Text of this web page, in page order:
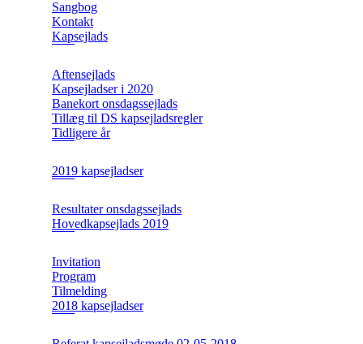
Sangbog
Kontakt
Kapsejlads
Aftensejlads
Kapsejladser i 2020
Banekort onsdagssejlads
Tillæg til DS kapsejladsregler
Tidligere år
2019 kapsejladser
Resultater onsdagssejlads
Hovedkapsejlads 2019
Invitation
Program
Tilmelding
2018 kapsejladser